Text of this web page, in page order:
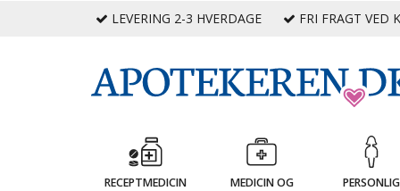
LEVERING 2-3 HVERDAGE FRI FRAGT VED
RECEPTMEDICIN
MEDICIN OG
PERSONLIG